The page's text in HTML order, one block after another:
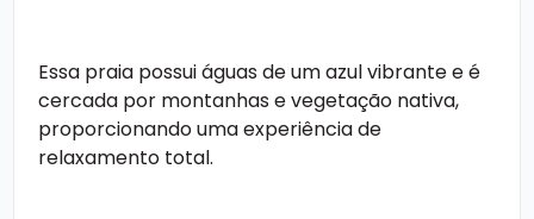
Essa praia possui águas de um azul vibrante e é
cercada por montanhas e vegetação nativa,
proporcionando uma experiência de
relaxamento total.